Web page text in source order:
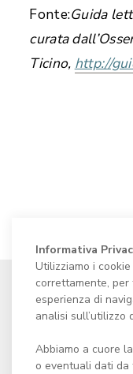
Fonte:Guida
curata
Ticino, http://
Informativa
Utilizziamo i
correttamente,
esperienza di
analisi
Abbiamo a cuore
o eventuali dati